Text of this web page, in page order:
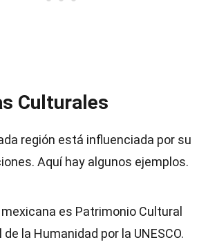
Culturales
región está influenciada por su
Aquí hay algunos ejemplos.
es Patrimonio Cultural
la Humanidad por la UNESCO.